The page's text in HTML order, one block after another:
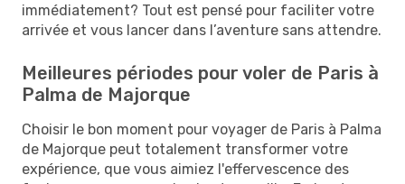
immédiatement? Tout est pensé pour faciliter votre
arrivée et vous lancer dans l’aventure sans attendre.
Meilleures périodes pour voler de Paris à
Palma de Majorque
Choisir le bon moment pour voyager de Paris à Palma
de Majorque peut totalement transformer votre
expérience, que vous aimiez l'effervescence des